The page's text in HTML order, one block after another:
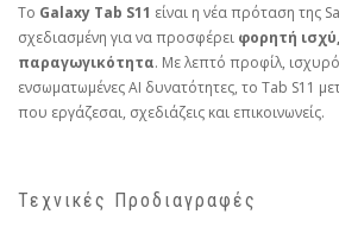
Το Galaxy Tab S11 είναι η νέα πρόταση της
σχεδιασμένη για να προσφέρει φορητή
παραγωγικότητα. Με λεπτό προφίλ,
ενσωματωμένες AI δυνατότητες, το Tab S11
που εργάζεσαι, σχεδιάζεις και επικοινωνείς.
Τεχνικές Προδιαγραφές